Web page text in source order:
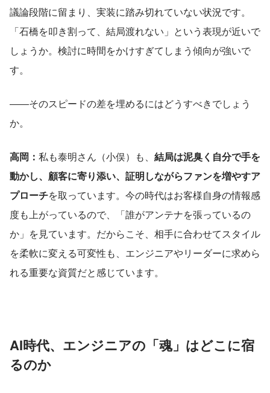
議論段階に留まり、実装に踏み切れていない状況です。
「石橋を叩き割って、結局渡れない」という表現が近いで
しょうか。検討に時間をかけすぎてしまう傾向が強いで
す。
――そのスピードの差を埋めるにはどうすべきでしょう
か。
高岡： 私も泰明さん（小俣）も、 結局は泥臭く自分で手を
動かし、顧客に寄り添い、証明しながらファンを増やすア
プローチを取っています。今の時代はお客様自身の情報感
度も上がっているので、「誰がアンテナを張っているの
か」を見ています。だからこそ、相手に合わせてスタイル
を柔軟に変える可変性も、エンジニアやリーダーに求めら
れる重要な資質だと感じています。
AI時代、エンジニアの「魂」はどこに宿
るのか